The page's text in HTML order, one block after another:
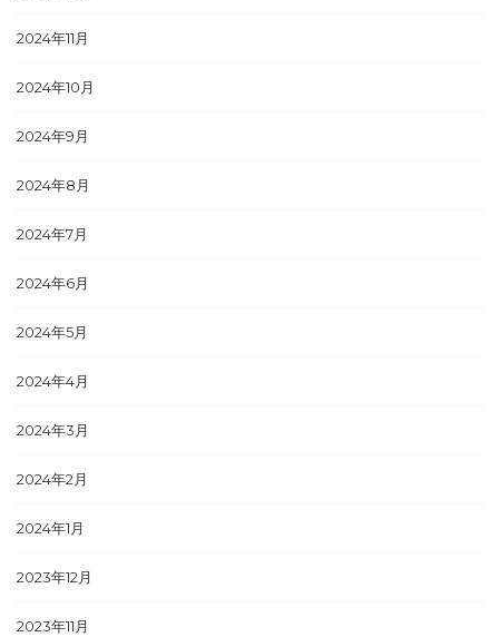
2024年11月
2024年10月
2024年9月
2024年8月
2024年7月
2024年6月
2024年5月
2024年4月
2024年3月
2024年2月
2024年1月
2023年12月
2023年11月